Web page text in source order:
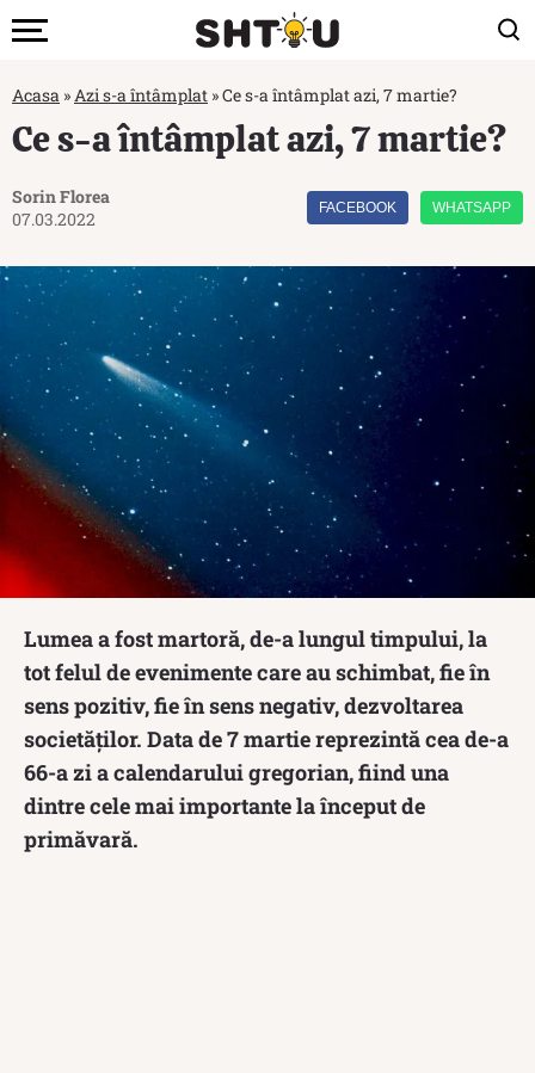
Acasa »Azi s-a întâmplat »Ce s-a întâmplat azi, 7 martie?
Ce s-a întâmplat azi, 7 martie?
Sorin Florea
07.03.2022
FACEBOOK WHATSAPP
Lumea a fost martoră, de-a lungul timpului, la
tot felul de evenimente care au schimbat, fie în
sens pozitiv, fie în sens negativ, dezvoltarea
societăților. Data de 7 martie reprezintă cea de-a
66-a zi a calendarului gregorian, fiind una
dintre cele mai importante la început de
primăvară.